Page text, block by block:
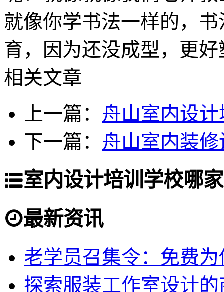
就像你学书法一样的，
育，因为还没成型，更
相关文章
上一篇： 舟山室内设
下一篇： 舟山室内装
室内设计培训学校哪
最新资讯
老学员召集令：免费
探索服装工作室设计